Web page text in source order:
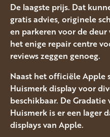
De laagste prijs. Dat
gratis advies, originele
en parkeren voor de
het enige repair centre
reviews zeggen genoeg.
Naast het officiële Apple
Huismerk display voor
beschikbaar. De
Huismerk is er een lager
displays van Apple.